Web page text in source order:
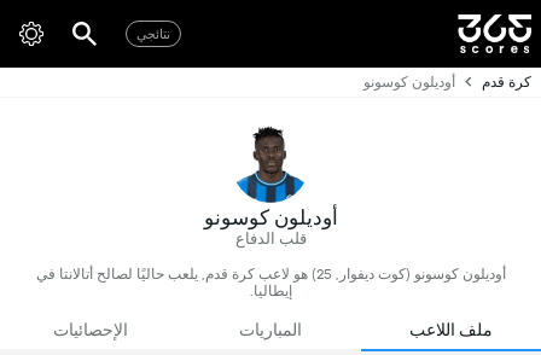
نتائجي
كرة قدم أوديلون كوسونو
أوديلون كوسونو
قلب الدفاع
أوديلون كوسونو (كوت ديفوار, 25) هو لاعب كرة قدم, يلعب حاليًا لصالح أتالانتا في
إيطاليا.
ملف اللاعب المباريات الإحصائيات